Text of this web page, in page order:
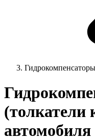
(толкатели
автомобиля